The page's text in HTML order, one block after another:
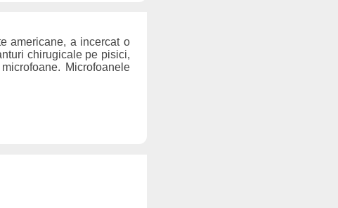
americane, a incercat o
chirugicale pe pisici,
Microfoanele